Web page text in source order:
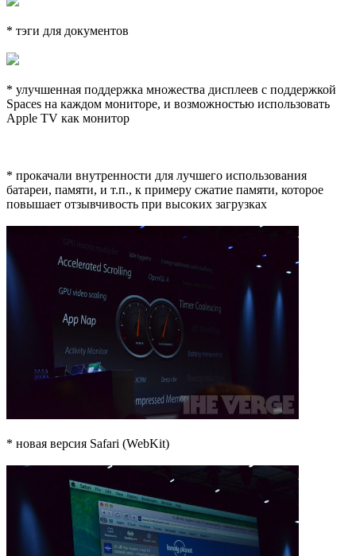
* тэги для документов
* улучшенная поддержка множества дисплеев с поддержкой
Spaces на каждом мониторе, и возможностью использовать
Apple TV как монитор
* прокачали внутренности для лучшего использования
батареи, памяти, и т.п., к примеру сжатие памяти, которое
повышает отзывчивость при высоких загрузках
* новая версия Safari (WebKit)